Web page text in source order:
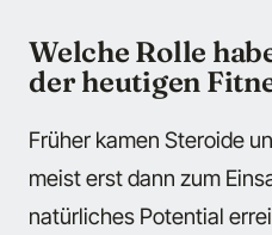
Welche Rolle
der heutigen
Früher kamen Steroide
meist erst dann zum
natürliches Potential